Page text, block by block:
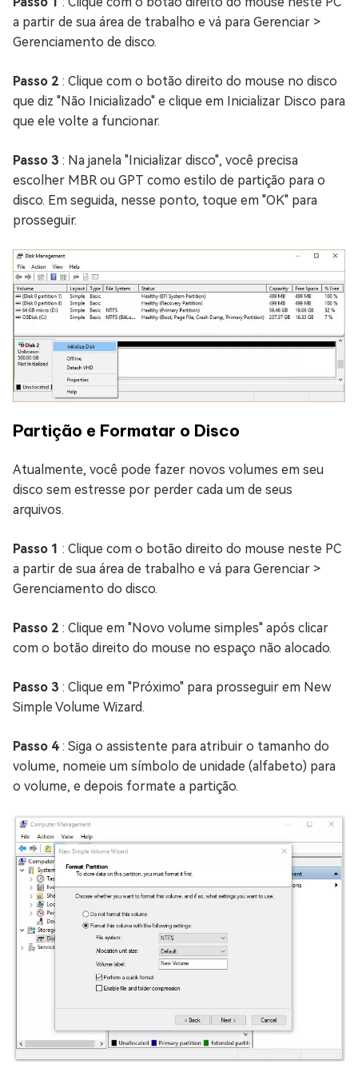
a partir de sua área de trabalho e vá para Gerenciar >
Gerenciamento de disco.
Passo 2 : Clique com o botão direito do mouse no disco
que diz "Não Inicializado" e clique em Inicializar Disco para
que ele volte a funcionar.
Passo 3 : Na janela "Inicializar disco", você precisa
escolher MBR ou GPT como estilo de partição para o
disco. Em seguida, nesse ponto, toque em "OK" para
prosseguir.
Partição e Formatar o Disco
Atualmente, você pode fazer novos volumes em seu
disco sem estresse por perder cada um de seus
arquivos.
Passo 1 : Clique com o botão direito do mouse neste PC
a partir de sua área de trabalho e vá para Gerenciar >
Gerenciamento do disco.
Passo 2 : Clique em "Novo volume simples" após clicar
com o botão direito do mouse no espaço não alocado.
Passo 3 : Clique em "Próximo" para prosseguir em New
Simple Volume Wizard.
Passo 4 : Siga o assistente para atribuir o tamanho do
volume, nomeie um símbolo de unidade (alfabeto) para
o volume, e depois formate a partição.